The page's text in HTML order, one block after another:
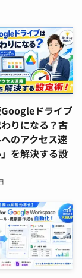
ドライブ
りになる？古
のアクセス速
を解決する設